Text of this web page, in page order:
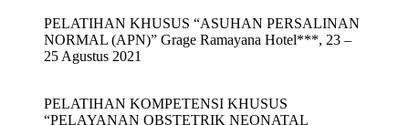
PELATIHAN KHUSUS “ASUHAN PERSALINAN
NORMAL (APN)” Grage Ramayana Hotel***, 23 –
25 Agustus 2021
PELATIHAN KOMPETENSI KHUSUS
“PELAYANAN OBSTETRIK NEONATAL